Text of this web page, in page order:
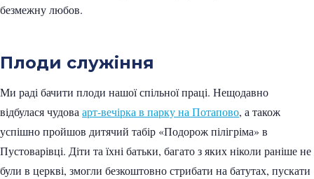
безмежну любов.
Плоди служіння
Ми раді бачити плоди нашої спільної праці. Нещодавно
відбулася чудоваарт-вечірка в парку на Потапово, а також
успішно пройшов дитячий табір «Подорож пілігріма» в
Пустоварівці. Діти та їхні батьки, багато з яких ніколи раніше не
були в церкві, змогли безкоштовно стрибати на батутах, пускати